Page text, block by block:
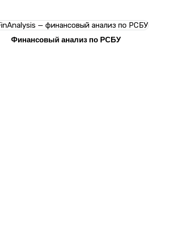
Финансовый анализ по РСБУ